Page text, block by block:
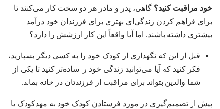
خود مراقبت کنید؟‏ گاهی،‏ پدر و مادر هر دو سخت کار می‌کنند تا
برای فراهم کردن زندگی‌ای بهتری برای فرزندان خود درآمد
بیشتری داشته باشند.‏ اما آیا واقعاً این کار ارزشش را دارد؟‏
قبل از این که نگهداری از کودک خود را به کسی دیگر بسپارید،‏
فکر کنید که آیا می‌توانید زندگی خود را ساده‌تر کنید تا یکی از
شما والدین بتواند برای مراقبت از فرزندتان در خانه بماند.‏
پیش از تصمیم‌گیری در مورد فرستادن کودک خود به مهدکودک یا